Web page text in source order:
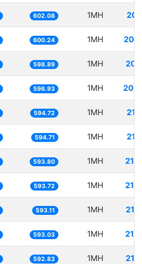
602.08 1MH
600.24 1MH
598.89 1MH
596.93 1MH
594.72 1MH
594.71 1MH
593.80 1MH
593.72 1MH
593.11 1MH
593.03 1MH
592.83 1MH